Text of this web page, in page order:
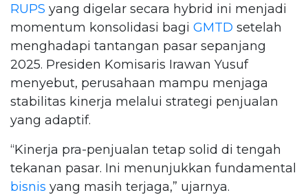
RUPS yang digelar secara hybrid ini menjadi
momentum konsolidasi bagi GMTD setelah
menghadapi tantangan pasar sepanjang
2025. Presiden Komisaris Irawan Yusuf
menyebut, perusahaan mampu menjaga
stabilitas kinerja melalui strategi penjualan
yang adaptif.
“Kinerja pra-penjualan tetap solid di tengah
tekanan pasar. Ini menunjukkan fundamental
bisnis yang masih terjaga,” ujarnya.